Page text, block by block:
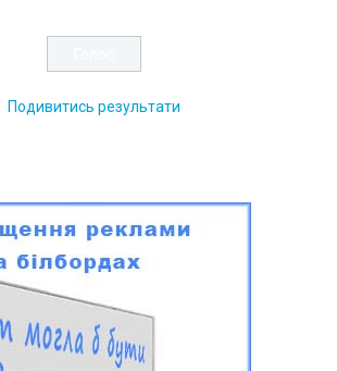
Подивитись результати